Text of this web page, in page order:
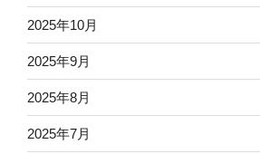
2025年10月
2025年9月
2025年8月
2025年7月